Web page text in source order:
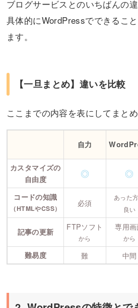
ブログサービスとのいちばんの違
具体的にWordPressでできるこ
ます。
【一旦まとめ】違いを比較
ここまでの内容を表にしてまとめ
自力
カスタマイズの
自由度
◎ ◎
コードの知識
（HTMLやCSS）
必須
あった
良い
記事の更新 FTPソフト
から
専用
から
難易度 難 中間